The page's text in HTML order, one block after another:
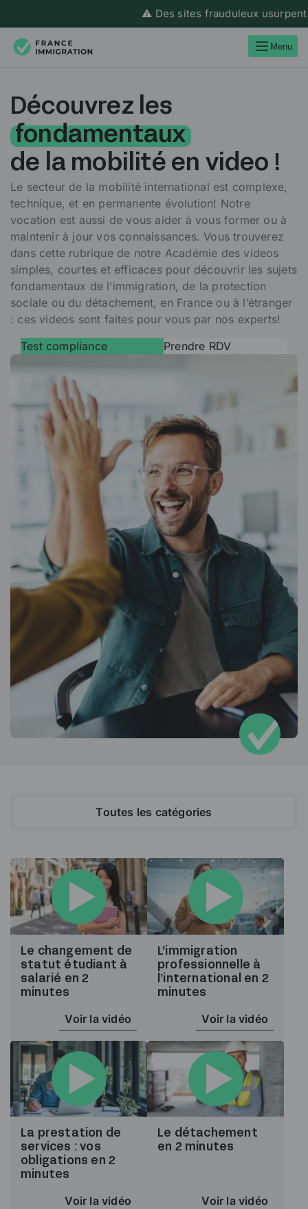
⚠️ Des sites frauduleux usurpent
Menu
Découvrez les
fondamentaux
de la mobilité en video !
Le secteur de la mobilité international est complexe,
technique, et en permanente évolution! Notre
vocation est aussi de vous aider à vous former ou à
maintenir à jour vos connaissances. Vous trouverez
dans cette rubrique de notre Académie des videos
simples, courtes et efficaces pour découvrir les sujets
fondamentaux de l’immigration, de la protection
sociale ou du détachement, en France ou à l’étranger
: ces videos sont faites pour vous par nos experts!
Test compliance
Prendre RDV
Toutes les catégories
Le changement de
statut étudiant à
salarié en 2
minutes
Voir la vidéo
L’immigration
professionnelle à
l’international en 2
minutes
Voir la vidéo
La prestation de
services : vos
obligations en 2
minutes
Voir la vidéo
Le détachement
en 2 minutes
Voir la vidéo